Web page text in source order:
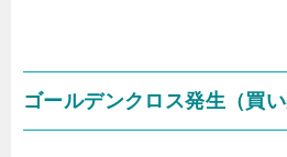
ゴールデンクロス発生（買い